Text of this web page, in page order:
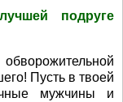
подруге
Пусть в твоей
мужчины и